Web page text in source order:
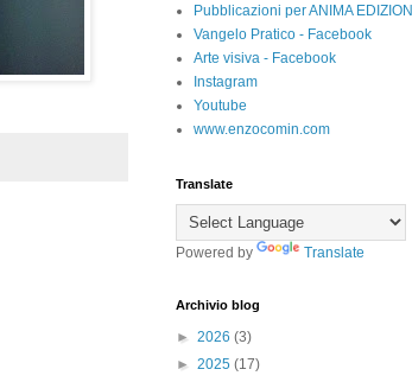
Pubblicazioni per ANIMA EDIZIONI
Vangelo Pratico - Facebook
Arte visiva - Facebook
Instagram
Youtube
www.enzocomin.com
Translate
Powered by Translate
Archivio blog
► 2026 (3)
► 2025 (17)